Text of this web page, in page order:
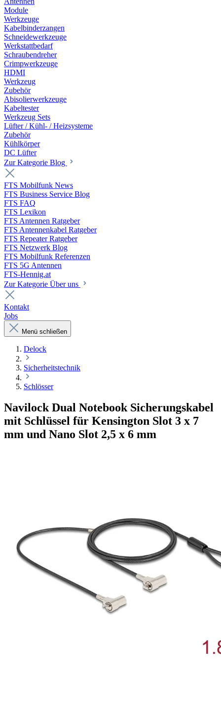
Module
Werkzeuge
Kabelbinderzangen
Schneidewerkzeuge
Werkstattbedarf
Schraubendreher
Crimpwerkzeuge
HDMI
Werkzeug
Zubehör
Abisolierwerkzeuge
Kabeltester
Werkzeug Sets
Lüfter / Kühl- / Heizsysteme
Zubehör
Kühlkörper
DC Lüfter
Zur Kategorie Blog
FTS Mobilfunk News
FTS Business Service Blog
FTS FAQ
FTS Lexikon
FTS Antennen Ratgeber
FTS Antennenkabel Ratgeber
FTS Repeater Ratgeber
FTS Netzwerk Blog
FTS Mobilfunk Referenzen
FTS 5G Antennen
FTS-Hennig.at
Zur Kategorie Über uns
Kontakt
Jobs
Menü schließen
Delock
Sicherheitstechnik
Schlösser
Navilock Dual Notebook Sicherungskabel
mit Schlüssel für Kensington Slot 3 x 7
mm und Nano Slot 2,5 x 6 mm